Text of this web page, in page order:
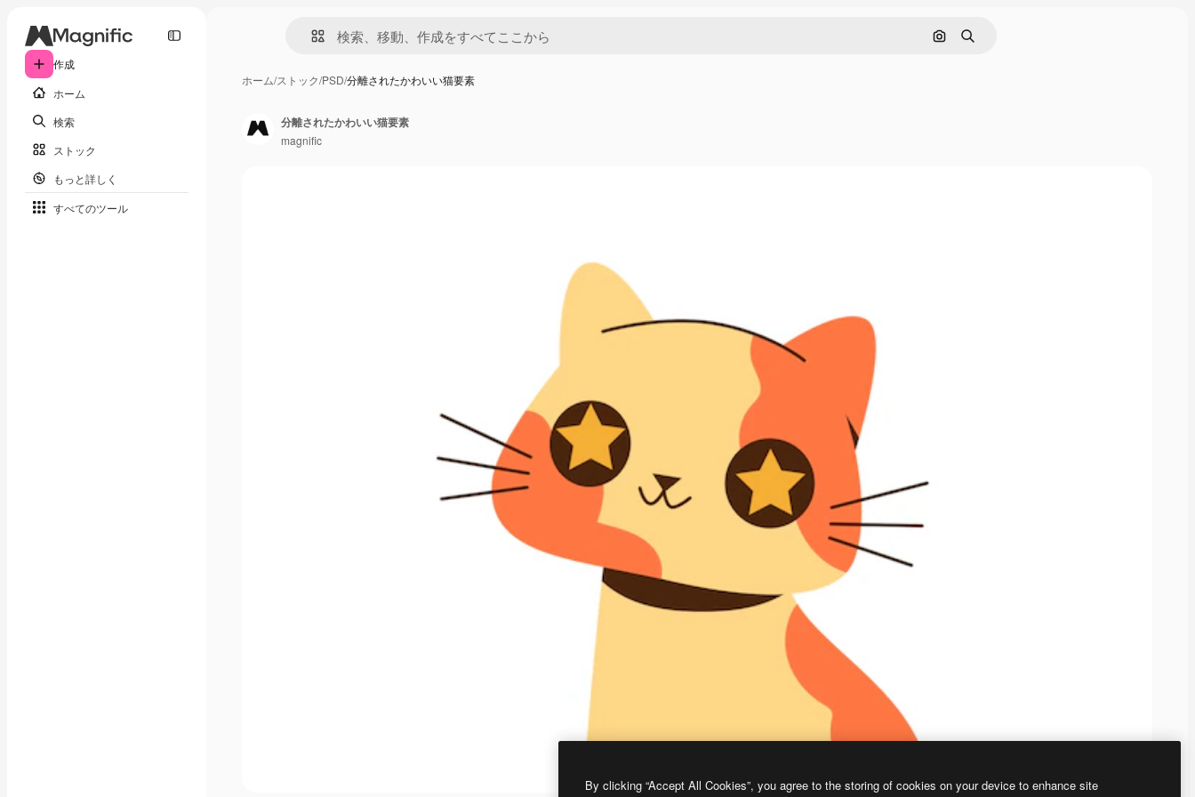
作成
ホーム
検索
ストック
もっと詳しく
すべてのツール
画像で検索
検索
ホーム/ストック/PSD/分離されたかわいい猫要素
分離されたかわいい猫要素
magnific
By clicking “Accept All Cookies”, you agree to the storing of cookies on your device to enhance site